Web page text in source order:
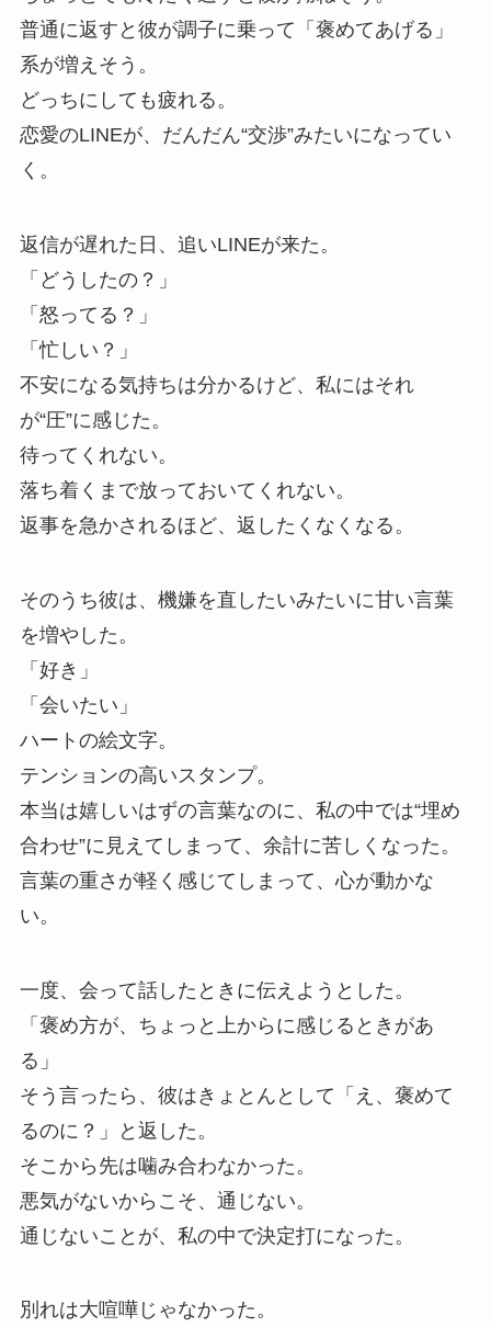
普通に返すと彼が調子に乗って「褒めてあげる」
系が増えそう。
どっちにしても疲れる。
恋愛のLINEが、だんだん“交渉”みたいになってい
く。
返信が遅れた日、追いLINEが来た。
「どうしたの？」
「怒ってる？」
「忙しい？」
不安になる気持ちは分かるけど、私にはそれ
が“圧”に感じた。
待ってくれない。
落ち着くまで放っておいてくれない。
返事を急かされるほど、返したくなくなる。
そのうち彼は、機嫌を直したいみたいに甘い言葉
を増やした。
「好き」
「会いたい」
ハートの絵文字。
テンションの高いスタンプ。
本当は嬉しいはずの言葉なのに、私の中では“埋め
合わせ”に見えてしまって、余計に苦しくなった。
言葉の重さが軽く感じてしまって、心が動かな
い。
一度、会って話したときに伝えようとした。
「褒め方が、ちょっと上からに感じるときがあ
る」
そう言ったら、彼はきょとんとして「え、褒めて
るのに？」と返した。
そこから先は噛み合わなかった。
悪気がないからこそ、通じない。
通じないことが、私の中で決定打になった。
別れは大喧嘩じゃなかった。